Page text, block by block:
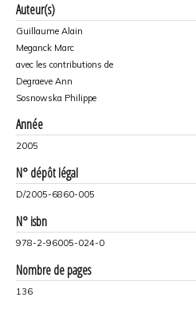
Auteur(s)
Guillaume Alain
Meganck Marc
avec les contributions de
Degraeve Ann
Sosnowska Philippe
Année
2005
N° dépôt légal
D/2005-6860-005
N° isbn
978-2-96005-024-0
Nombre de pages
136